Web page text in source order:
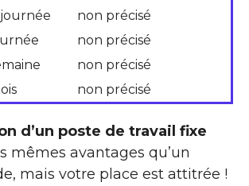
non précisé
non précisé
non précisé
non précisé
d’un poste de travail fixe
mêmes avantages qu’un
mais votre place est attitrée !